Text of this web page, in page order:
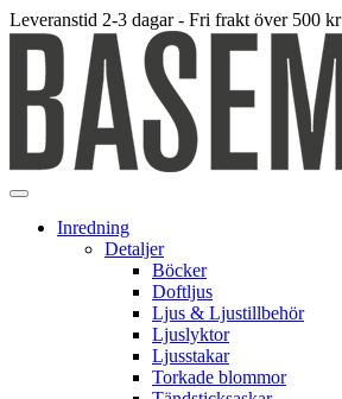
Leveranstid 2-3 dagar - Fri frakt över 500 kr
Inredning
Detaljer
Böcker
Doftljus
Ljus & Ljustillbehör
Ljuslyktor
Ljusstakar
Torkade blommor